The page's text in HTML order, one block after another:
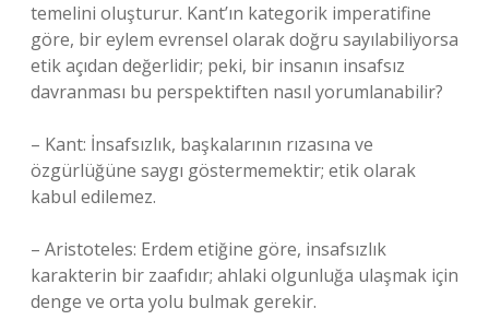
temelini oluşturur. Kant’ın kategorik imperatifine
göre, bir eylem evrensel olarak doğru sayılabiliyorsa
etik açıdan değerlidir; peki, bir insanın insafsız
davranması bu perspektiften nasıl yorumlanabilir?
– Kant: İnsafsızlık, başkalarının rızasına ve
özgürlüğüne saygı göstermemektir; etik olarak
kabul edilemez.
– Aristoteles: Erdem etiğine göre, insafsızlık
karakterin bir zaafıdır; ahlaki olgunluğa ulaşmak için
denge ve orta yolu bulmak gerekir.